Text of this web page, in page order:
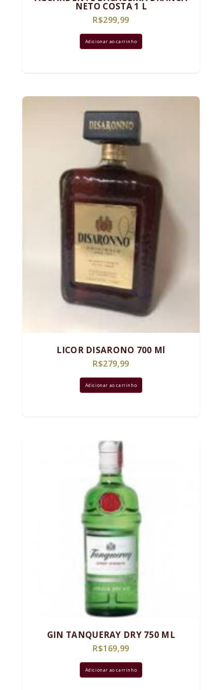
NETO COSTA 1 L
R$299,99
Adicionar ao carrinho
LICOR DISARONO 700 Ml
R$279,99
Adicionar ao carrinho
GIN TANQUERAY DRY 750 ML
R$169,99
Adicionar ao carrinho